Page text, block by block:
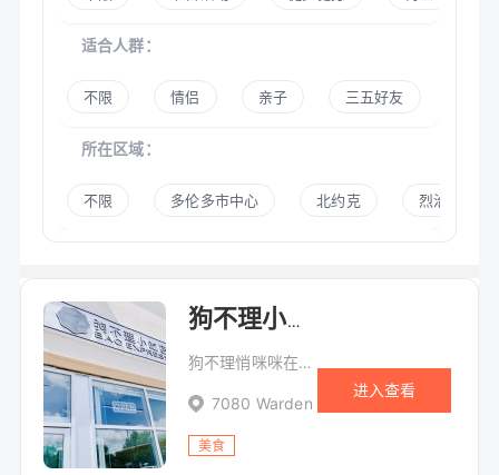
适合人群：
不限 情侣 亲子 三五好友
所在区域：
不限 多伦多市中心 北约克 烈治文山
狗不理小吃店
狗不理悄咪咪在万锦新开了一家店 刚刚开业就已经火到爆…
7080 Warden Ave, 4b
美食
进入查看